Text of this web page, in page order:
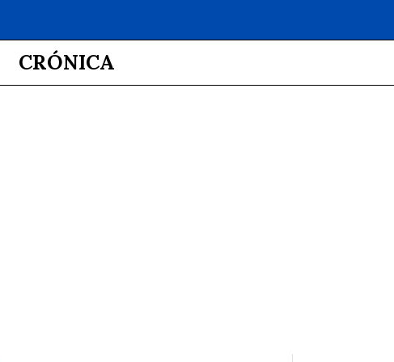
CRÓNICA